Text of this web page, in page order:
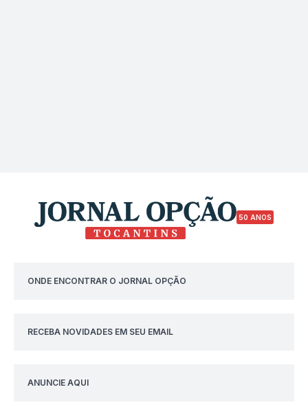
50 ANOS
ONDE ENCONTRAR O JORNAL OPÇÃO
RECEBA NOVIDADES EM SEU EMAIL
ANUNCIE AQUI